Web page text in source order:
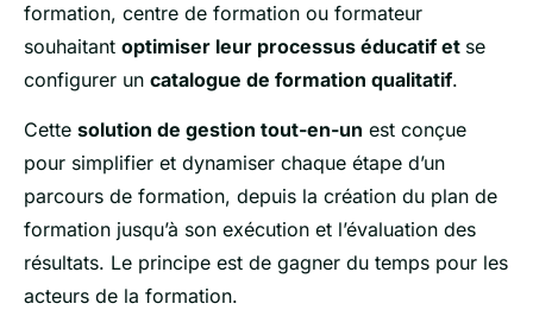
formation, centre de formation ou formateur
souhaitant optimiser leur processus éducatif et se
configurer un catalogue de formation qualitatif.
Cette solution de gestion tout-en-un est conçue
pour simplifier et dynamiser chaque étape d’un
parcours de formation, depuis la création du plan de
formation jusqu’à son exécution et l’évaluation des
résultats. Le principe est de gagner du temps pour les
acteurs de la formation.